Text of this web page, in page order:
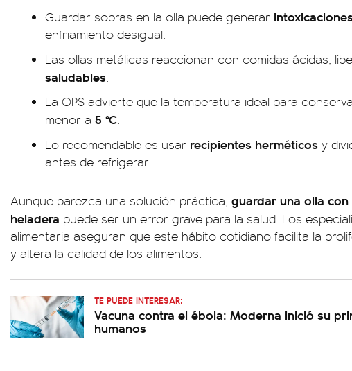
Guardar sobras en la olla puede generar
enfriamiento desigual.
Las ollas metálicas reaccionan con comidas ácidas,
saludables.
La OPS advierte que la temperatura ideal para
menor a 5 °C.
Lo recomendable es usar recipientes herméticos y
antes de refrigerar.
Aunque parezca una solución práctica, guardar una olla
heladera puede ser un error grave para la salud. Los
alimentaria aseguran que este hábito cotidiano facilita la
y altera la calidad de los alimentos.
TE PUEDE INTERESAR:
Vacuna contra el ébola: Moderna inició su
humanos